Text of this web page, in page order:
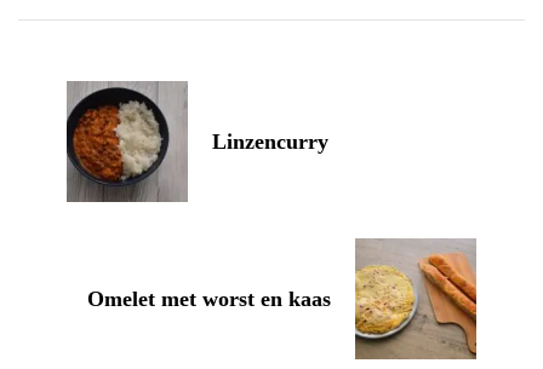
Navigation
Linzencurry
Omelet met worst en kaas